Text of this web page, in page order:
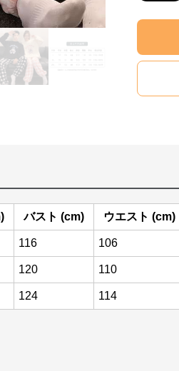
バスト (cm) ウエスト (cm)
116 106
120 110
124 114